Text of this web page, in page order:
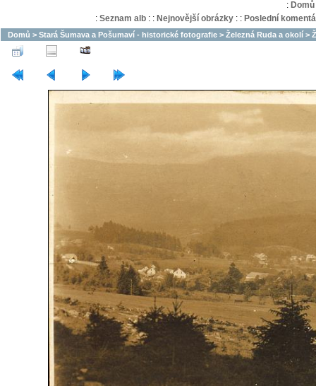
: Domů
: Seznam alb: : Nejnovější obrázky: : Poslední
Domů > Stará Šumava a Pošumaví - historické fotografie > Železná Ruda a okolí >